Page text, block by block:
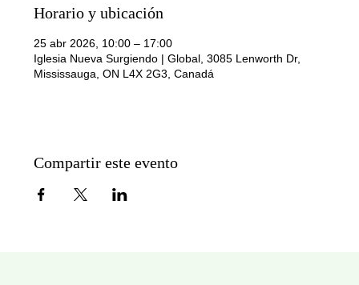
Horario y ubicación
25 abr 2026, 10:00 – 17:00
Iglesia Nueva Surgiendo | Global, 3085 Lenworth Dr,
Mississauga, ON L4X 2G3, Canadá
Compartir este evento